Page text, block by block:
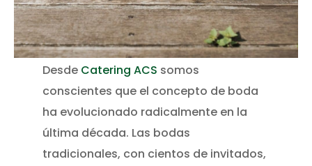
Desde Catering ACS somos
conscientes que el concepto de boda
ha evolucionado radicalmente en la
última década. Las bodas
tradicionales, con cientos de invitados,